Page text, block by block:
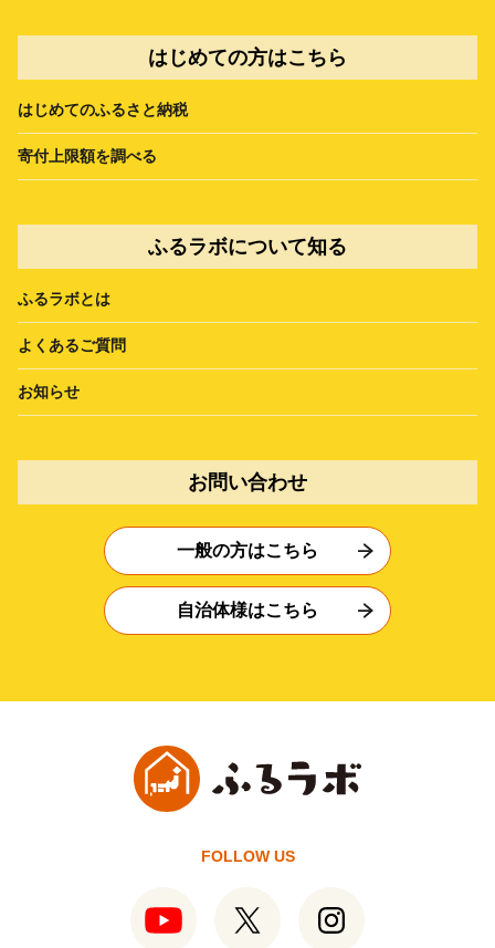
はじめての方はこちら
はじめてのふるさと納税
寄付上限額を調べる
ふるラボについて知る
ふるラボとは
よくあるご質問
お知らせ
お問い合わせ
一般の方はこちら
自治体様はこちら
FOLLOW US